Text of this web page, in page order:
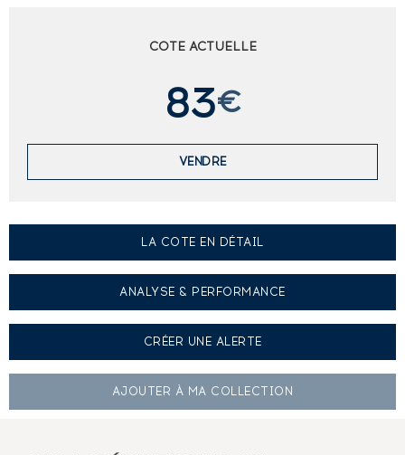
COTE ACTUELLE
83€
VENDRE
LA COTE EN DÉTAIL
ANALYSE & PERFORMANCE
CRÉER UNE ALERTE
AJOUTER À MA COLLECTION